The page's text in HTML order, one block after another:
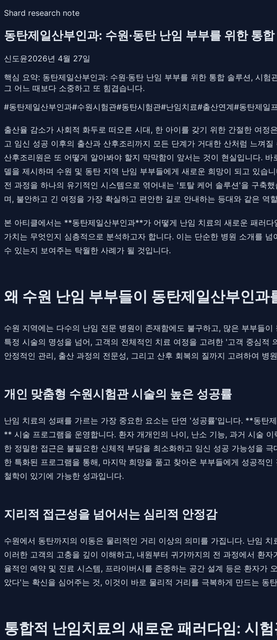
Shard research note
동탄제일산부인과: 수원·동탄 난임 부부를 위한 통
신도윤2026년 4월 27일
핵심 요약: 동탄제일산부인과: 수원·동탄 난임 부부를 위한 통합 솔루션, 시
그 어느 때보다 소중하고 또 힘겹습니다.
#동탄제일산부인과#수원시험관#동탄시험관#난임치료#출산연계#동탄제일
출산율 감소가 사회적 화두로 떠오른 시대, 한 아이를 갖기 위한 간절한 여
고 임신 성공 이후의 출산과 산후조리까지 모든 단계가 거대한 산처럼 느껴
산후조리원은 또 어떻게 알아봐야 할지 막막함이 앞서는 것이 현실입니다.
델을 제시하며 수원 및 동탄 지역 난임 부부들에게 새로운 희망이 되고 있
전 과정을 하나의 유기적인 시스템으로 엮어내는 '토탈 케어 솔루션'을 구축
며, 불안하고 긴 여정을 가장 확실하고 편안한 길로 안내하는 등대와 같은 역
본 아티클에서는 **동탄제일산부인과**가 어떻게 난임 치료의 새로운 패러
가치는 무엇인지 심층적으로 분석하고자 합니다. 이는 단순한 병원 소개를
수 있는지 보여주는 탁월한 사례가 될 것입니다.
왜 수원 난임 부부들이 동탄제일산부인과
수원 지역에는 다수의 난임 전문 병원이 존재함에도 불구하고, 많은 부부들
특정 시술의 명성을 넘어, 고객의 전체적인 치료 여정을 고려한 '고객 중심
안정적인 관리, 출산 과정의 전문성, 그리고 산후 회복의 질까지 고려하여 병
개인 맞춤형 수원시험관 시술의 높은 성공률
난임 치료의 성패를 가르는 가장 중요한 요소는 단연 '성공률'입니다. **동
** 시술 프로그램을 운영합니다. 환자 개개인의 나이, 난소 기능, 과거 시술
한 정밀한 접근은 불필요한 신체적 부담을 최소화하고 임신 성공 가능성을
한 특화된 프로그램을 통해, 마지막 희망을 품고 찾아온 부부들에게 성공적
철학이 있기에 가능한 성과입니다.
지리적 접근성을 넘어서는 심리적 안정감
수원에서 동탄까지의 이동은 물리적인 거리 이상의 의미를 가집니다. 난임
이러한 고객의 고충을 깊이 이해하고, 내원부터 귀가까지의 전 과정에서 환
율적인 예약 및 진료 시스템, 프라이버시를 존중하는 공간 설계 등은 환자가
았다'는 확신을 심어주는 것, 이것이 바로 물리적 거리를 극복하게 만드는 동
통합적 난임치료의 새로운 패러다임: 시